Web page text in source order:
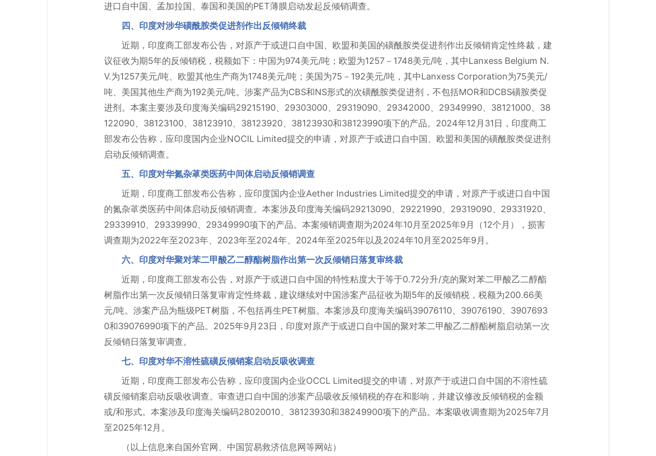
进口自中国、孟加拉国、泰国和美国的PET薄膜启动发起反倾销调查。
四、印度对涉华磺酰胺类促进剂作出反倾销终裁
近期，印度商工部发布公告，对原产于或进口自中国、欧盟和美国的磺酰胺类促进剂作出反倾销肯定性终裁，建
议征收为期5年的反倾销税，税额如下：中国为974美元/吨；欧盟为1257－1748美元/吨，其中Lanxess Belgium N.
V.为1257美元/吨、欧盟其他生产商为1748美元/吨；美国为75－192美元/吨，其中Lanxess Corporation为75美元/
吨、美国其他生产商为192美元/吨。涉案产品为CBS和NS形式的次磺酰胺类促进剂，不包括MOR和DCBS磺胺类促
进剂。本案主要涉及印度海关编码29215190、29303000、29319090、29342000、29349990、38121000、38
122090、38123100、38123910、38123920、38123930和38123990项下的产品。2024年12月31日，印度商工
部发布公告称，应印度国内企业NOCIL Limited提交的申请，对原产于或进口自中国、欧盟和美国的磺酰胺类促进剂
启动反倾销调查。
五、印度对华氮杂䓬类医药中间体启动反倾销调查
近期，印度商工部发布公告称，应印度国内企业Aether Industries Limited提交的申请，对原产于或进口自中国
的氮杂䓬类医药中间体启动反倾销调查。本案涉及印度海关编码29213090、29221990、29319090、29331920、
29339910、29339990、29349990项下的产品。本案倾销调查期为2024年10月至2025年9月（12个月），损害
调查期为2022年至2023年、2023年至2024年、2024年至2025年以及2024年10月至2025年9月。
六、印度对华聚对苯二甲酸乙二醇酯树脂作出第一次反倾销日落复审终裁
近期，印度商工部发布公告，对原产于或进口自中国的特性粘度大于等于0.72分升/克的聚对苯二甲酸乙二醇酯
树脂作出第一次反倾销日落复审肯定性终裁，建议继续对中国涉案产品征收为期5年的反倾销税，税额为200.66美
元/吨。涉案产品为瓶级PET树脂，不包括再生PET树脂。本案涉及印度海关编码39076110、39076190、3907693
0和39076990项下的产品。2025年9月23日，印度对原产于或进口自中国的聚对苯二甲酸乙二醇酯树脂启动第一次
反倾销日落复审调查。
七、印度对华不溶性硫磺反倾销案启动反吸收调查
近期，印度商工部发布公告称，应印度国内企业OCCL Limited提交的申请，对原产于或进口自中国的不溶性硫
磺反倾销案启动反吸收调查。审查进口自中国的涉案产品吸收反倾销税的存在和影响，并建议修改反倾销税的金额
或/和形式。本案涉及印度海关编码28020010、38123930和38249900项下的产品。本案吸收调查期为2025年7月
至2025年12月。
（以上信息来自国外官网、中国贸易救济信息网等网站）